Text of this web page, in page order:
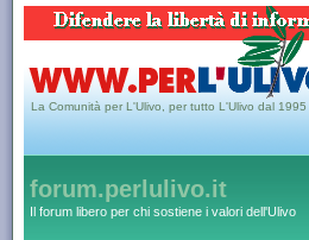
La Comunità per L'Ulivo, per tutto L'Ulivo dal 1995
forum.perlulivo.it
Il forum libero per chi sostiene i valori dell'Ulivo